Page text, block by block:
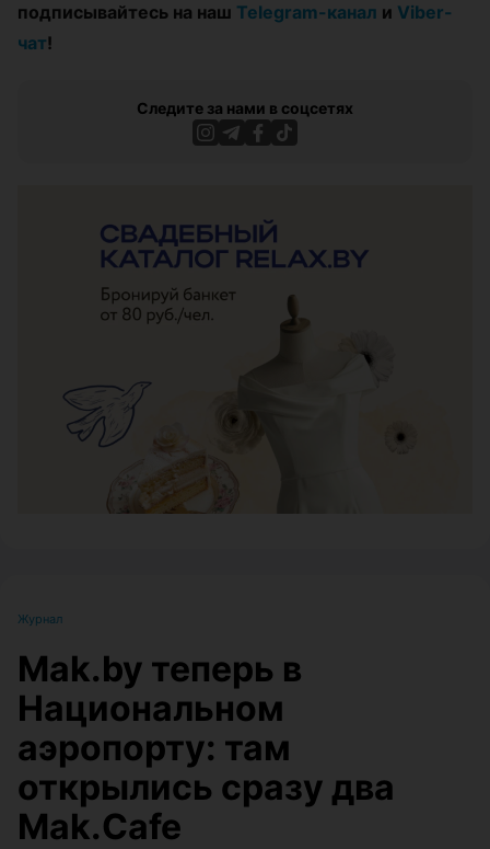
подписывайтесь на наш Telegram-канал и Viber-
чат!
Следите за нами в соцсетях
Журнал
Mak.by теперь в
Национальном
аэропорту: там
открылись сразу два
Mak.Cafe